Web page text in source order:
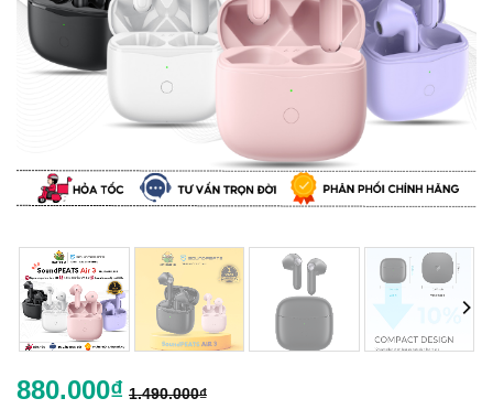
880.000₫ 1.490.000₫